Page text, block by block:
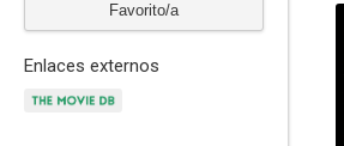
Favorito/a
Enlaces externos